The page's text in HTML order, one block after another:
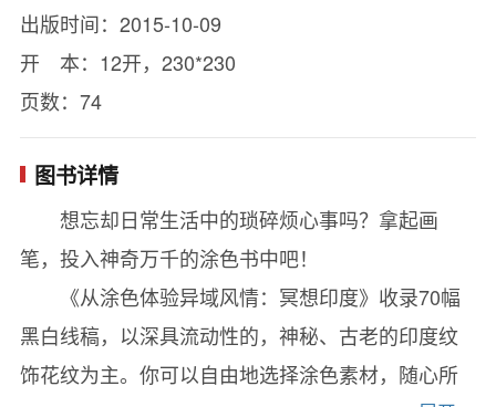
出版时间：2015-10-09
开 本：12开，230*230
页数：74
图书详情
想忘却日常生活中的琐碎烦心事吗？拿起画
笔，投入神奇万千的涂色书中吧！
《从涂色体验异域风情：冥想印度》收录70幅
黑白线稿，以深具流动性的，神秘、古老的印度纹
饰花纹为主。你可以自由地选择涂色素材，随心所